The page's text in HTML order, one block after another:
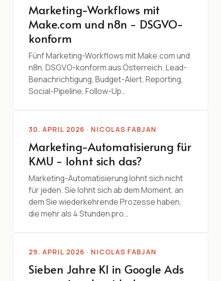
Marketing-Workflows mit
Make.com und n8n - DSGVO-
konform
Fünf Marketing-Workflows mit Make.com und
n8n, DSGVO-konform aus Österreich. Lead-
Benachrichtigung, Budget-Alert, Reporting,
Social-Pipeline, Follow-Up…
30. APRIL 2026 · NICOLAS FABJAN
Marketing-Automatisierung für
KMU - lohnt sich das?
Marketing-Automatisierung lohnt sich nicht
für jeden. Sie lohnt sich ab dem Moment, an
dem Sie wiederkehrende Prozesse haben,
die mehr als 4 Stunden pro…
29. APRIL 2026 · NICOLAS FABJAN
Sieben Jahre KI in Google Ads